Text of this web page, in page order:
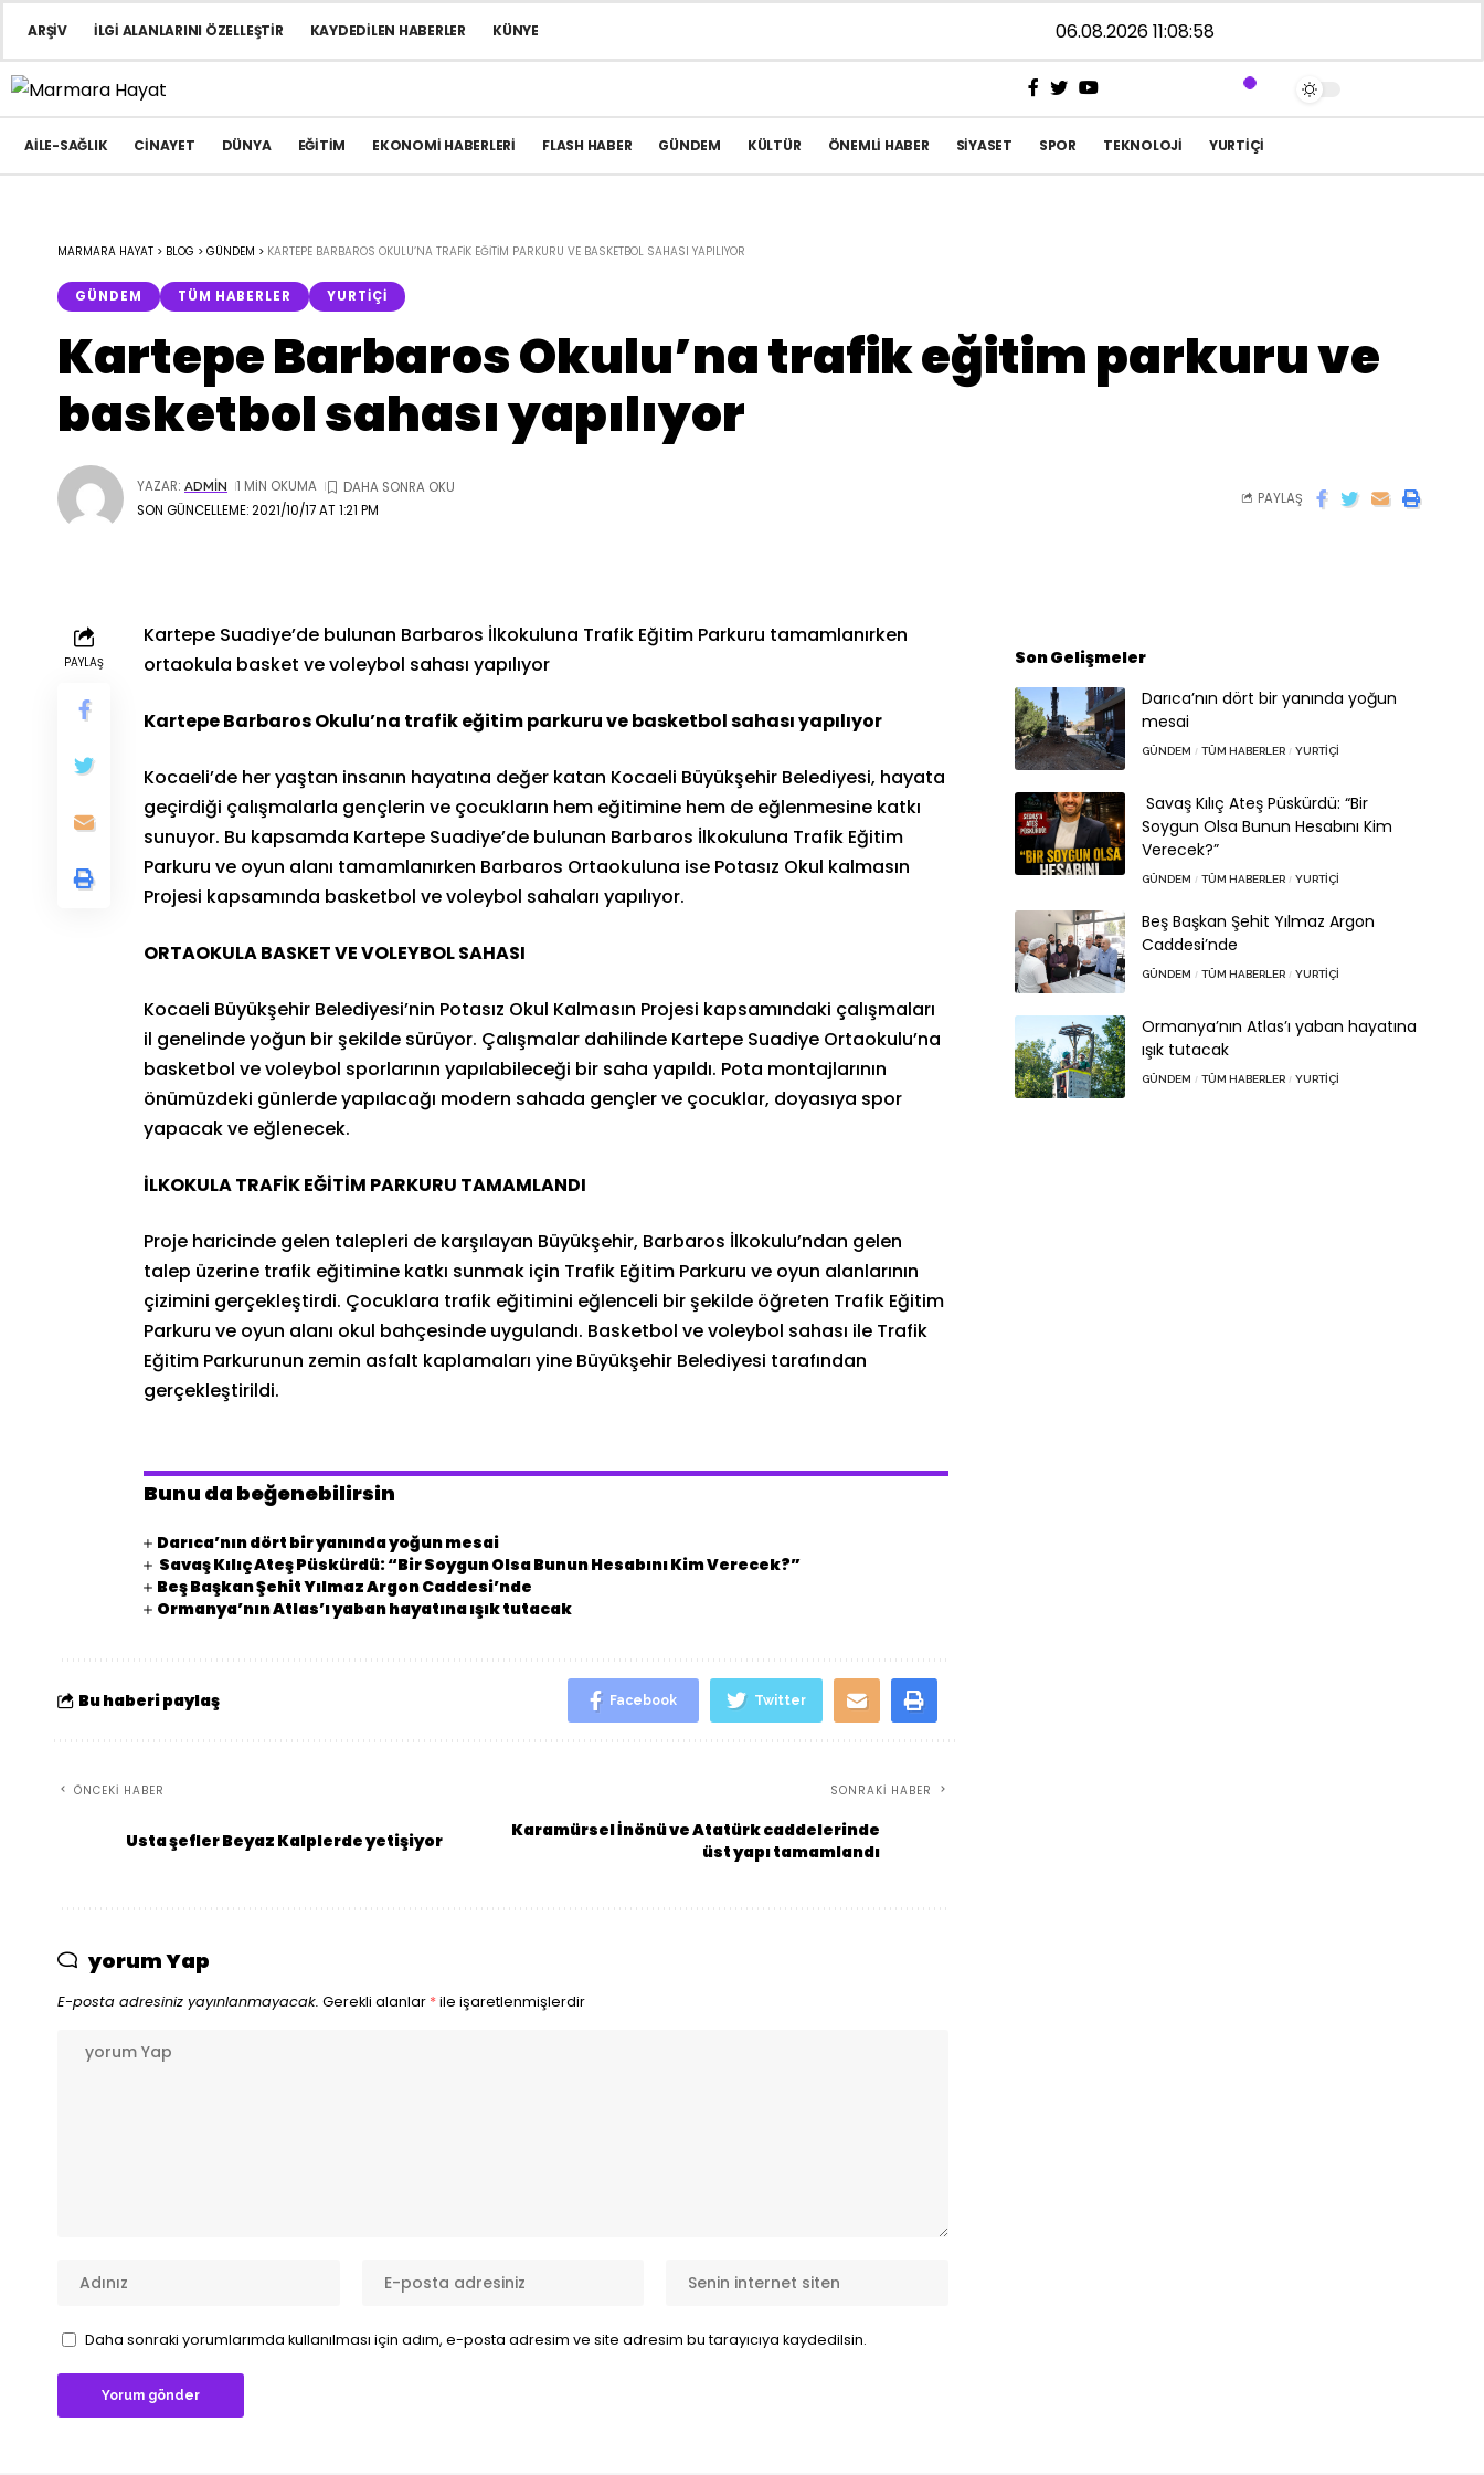
ARŞIV İLGI ALANLARINI ÖZELLEŞTIR KAYDEDILEN HABERLER KÜNYE 06.08.2026 11:08:58
AILE-SAĞLIK CINAYET DÜNYA EĞITIM EKONOMI HABERLERI FLASH HABER GÜNDEM KÜLTÜR ÖNEMLI HABER SIYASET SPOR TEKNOLOJI YURTIÇI
MARMARA HAYAT > BLOG > GÜNDEM > KARTEPE BARBAROS OKULU’NA TRAFIK EĞITIM PARKURU VE BASKETBOL SAHASI YAPILIYOR
GÜNDEM TÜM HABERLER YURTIÇI
Kartepe Barbaros Okulu’na trafik eğitim parkuru ve
basketbol sahası yapılıyor
SON GÜNCELLEME: 2021/10/17 AT 1:21 PM
YAZAR: ADMIN 1 MIN OKUMA
PAYLAŞ
PAYLAŞ
Kartepe Suadiye’de bulunan Barbaros İlkokuluna Trafik Eğitim Parkuru tamamlanırken
ortaokula basket ve voleybol sahası yapılıyor
Kartepe Barbaros Okulu’na trafik eğitim parkuru ve basketbol sahası yapılıyor
Kocaeli’de her yaştan insanın hayatına değer katan Kocaeli Büyükşehir Belediyesi, hayata
geçirdiği çalışmalarla gençlerin ve çocukların hem eğitimine hem de eğlenmesine katkı
sunuyor. Bu kapsamda Kartepe Suadiye’de bulunan Barbaros İlkokuluna Trafik Eğitim
Parkuru ve oyun alanı tamamlanırken Barbaros Ortaokuluna ise Potasız Okul kalmasın
Projesi kapsamında basketbol ve voleybol sahaları yapılıyor.
ORTAOKULA BASKET VE VOLEYBOL SAHASI
Kocaeli Büyükşehir Belediyesi’nin Potasız Okul Kalmasın Projesi kapsamındaki çalışmaları
il genelinde yoğun bir şekilde sürüyor. Çalışmalar dahilinde Kartepe Suadiye Ortaokulu’na
basketbol ve voleybol sporlarının yapılabileceği bir saha yapıldı. Pota montajlarının
önümüzdeki günlerde yapılacağı modern sahada gençler ve çocuklar, doyasıya spor
yapacak ve eğlenecek.
İLKOKULA TRAFİK EĞİTİM PARKURU TAMAMLANDI
Proje haricinde gelen talepleri de karşılayan Büyükşehir, Barbaros İlkokulu’ndan gelen
talep üzerine trafik eğitimine katkı sunmak için Trafik Eğitim Parkuru ve oyun alanlarının
çizimini gerçekleştirdi. Çocuklara trafik eğitimini eğlenceli bir şekilde öğreten Trafik Eğitim
Parkuru ve oyun alanı okul bahçesinde uygulandı. Basketbol ve voleybol sahası ile Trafik
Eğitim Parkurunun zemin asfalt kaplamaları yine Büyükşehir Belediyesi tarafından
gerçekleştirildi.
Bunu da beğenebilirsin
Darıca’nın dört bir yanında yoğun mesai
Savaş Kılıç Ateş Püskürdü: “Bir Soygun Olsa Bunun Hesabını Kim Verecek?”
Beş Başkan Şehit Yılmaz Argon Caddesi’nde
Ormanya’nın Atlas’ı yaban hayatına ışık tutacak
Bu haberi paylaş Facebook Twitter
ÖNCEKI HABER
Usta şefler Beyaz Kalplerde yetişiyor
SONRAKI HABER
Karamürsel İnönü ve Atatürk caddelerinde
üst yapı tamamlandı
yorum Yap
E-posta adresiniz yayınlanmayacak. Gerekli alanlar *ile işaretlenmişlerdir
Daha sonraki yorumlarımda kullanılması için adım, e-posta adresim ve site adresim bu tarayıcıya kaydedilsin.
Son Gelişmeler
Darıca’nın dört bir yanında yoğun
mesai
GÜNDEM TÜM HABERLER YURTIÇI
Savaş Kılıç Ateş Püskürdü: “Bir
Soygun Olsa Bunun Hesabını Kim
Verecek?”
GÜNDEM TÜM HABERLER YURTIÇI
Beş Başkan Şehit Yılmaz Argon
Caddesi’nde
GÜNDEM TÜM HABERLER YURTIÇI
Ormanya’nın Atlas’ı yaban hayatına
ışık tutacak
GÜNDEM TÜM HABERLER YURTIÇI